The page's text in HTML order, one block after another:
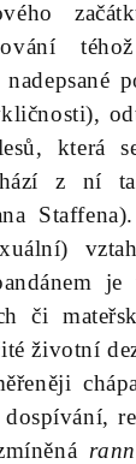
která
z ní
či
životní